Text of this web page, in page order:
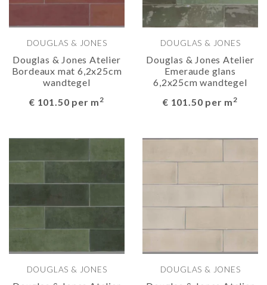
DOUGLAS & JONES
Douglas & Jones Atelier
Bordeaux mat 6,2x25cm
wandtegel
€ 101.50 per m2
DOUGLAS & JONES
Douglas & Jones Atelier
Emeraude glans
6,2x25cm wandtegel
€ 101.50 per m2
DOUGLAS & JONES DOUGLAS & JONES